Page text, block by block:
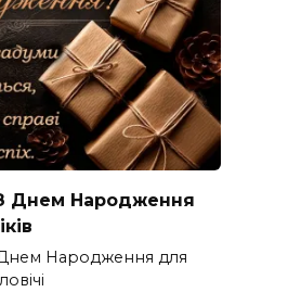
Днем Народження
Народження для